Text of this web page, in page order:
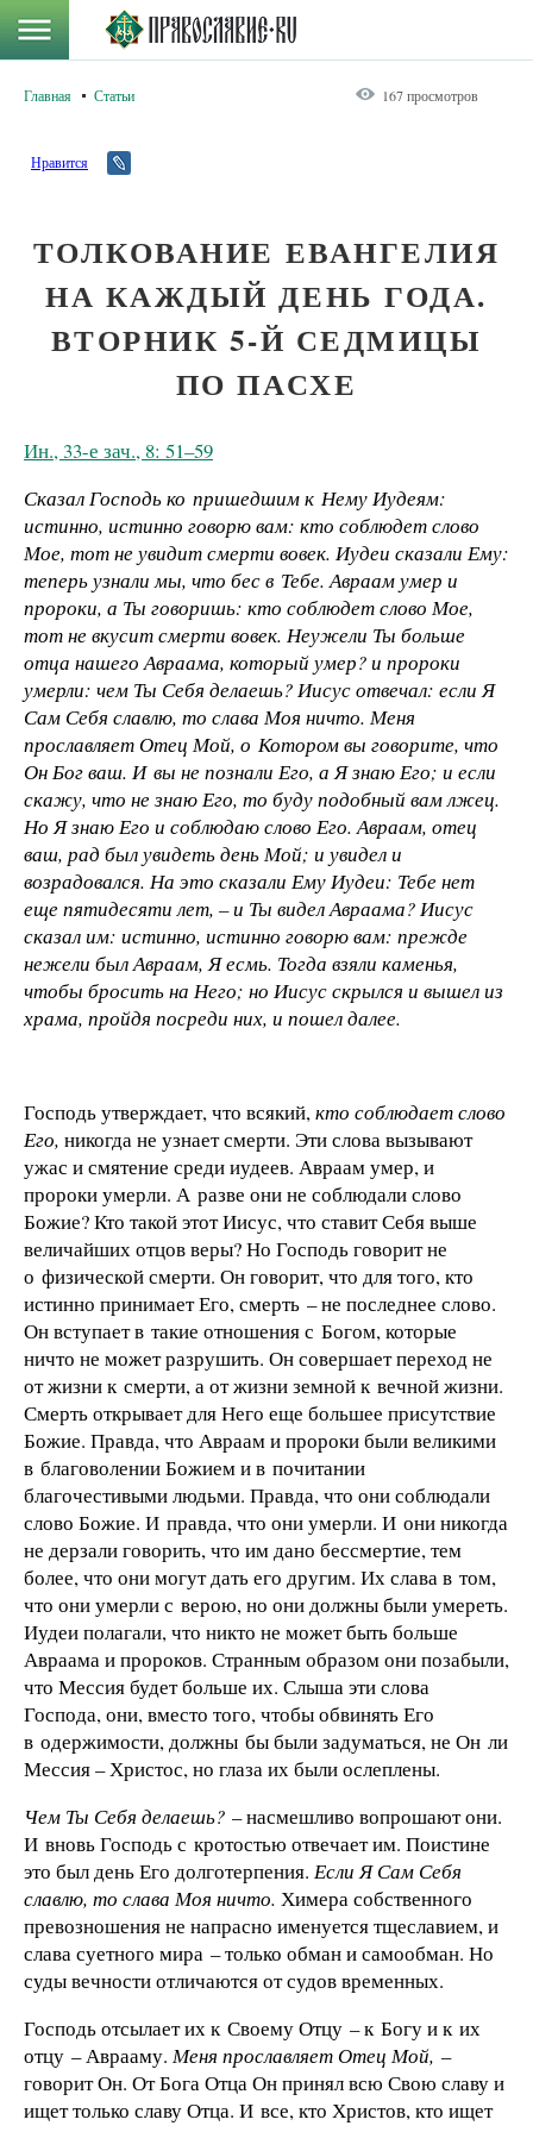
Главная Статьи 167 просмотров
Нравится
ТОЛКОВАНИЕ ЕВАНГЕЛИЯ
НА КАЖДЫЙ ДЕНЬ ГОДА.
ВТОРНИК 5-Й СЕДМИЦЫ
ПО ПАСХЕ
Ин., 33-е зач., 8: 51–59
Сказал Господь ко пришедшим к Нему Иудеям:
истинно, истинно говорю вам: кто соблюдет слово
Мое, тот не увидит смерти вовек. Иудеи сказали Ему:
теперь узнали мы, что бес в Тебе. Авраам умер и
пророки, а Ты говоришь: кто соблюдет слово Мое,
тот не вкусит смерти вовек. Неужели Ты больше
отца нашего Авраама, который умер? и пророки
умерли: чем Ты Себя делаешь? Иисус отвечал: если Я
Сам Себя славлю, то слава Моя ничто. Меня
прославляет Отец Мой, о Котором вы говорите, что
Он Бог ваш. И вы не познали Его, а Я знаю Его; и если
скажу, что не знаю Его, то буду подобный вам лжец.
Но Я знаю Его и соблюдаю слово Его. Авраам, отец
ваш, рад был увидеть день Мой; и увидел и
возрадовался. На это сказали Ему Иудеи: Тебе нет
еще пятидесяти лет, – и Ты видел Авраама? Иисус
сказал им: истинно, истинно говорю вам: прежде
нежели был Авраам, Я есмь. Тогда взяли каменья,
чтобы бросить на Него; но Иисус скрылся и вышел из
храма, пройдя посреди них, и пошел далее.
Господь утверждает, что всякий,кто соблюдает слово
Его, никогда не узнает смерти. Эти слова вызывают
ужас и смятение среди иудеев. Авраам умер, и
пророки умерли. А разве они не соблюдали слово
Божие? Кто такой этот Иисус, что ставит Себя выше
величайших отцов веры? Но Господь говорит не
о физической смерти. Он говорит, что для того, кто
истинно принимает Его, смерть – не последнее слово.
Он вступает в такие отношения с Богом, которые
ничто не может разрушить. Он совершает переход не
от жизни к смерти, а от жизни земной к вечной жизни.
Смерть открывает для Него еще большее присутствие
Божие. Правда, что Авраам и пророки были великими
в благоволении Божием и в почитании
благочестивыми людьми. Правда, что они соблюдали
слово Божие. И правда, что они умерли. И они никогда
не дерзали говорить, что им дано бессмертие, тем
более, что они могут дать его другим. Их слава в том,
что они умерли с верою, но они должны были умереть.
Иудеи полагали, что никто не может быть больше
Авраама и пророков. Странным образом они позабыли,
что Мессия будет больше их. Слыша эти слова
Господа, они, вместо того, чтобы обвинять Его
в одержимости, должны бы были задуматься, не Он ли
Мессия – Христос, но глаза их были ослеплены.
Чем Ты Себя делаешь? – насмешливо вопрошают они.
И вновь Господь с кротостью отвечает им. Поистине
это был день Его долготерпения. Если Я Сам Себя
славлю, то слава Моя ничто. Химера собственного
превозношения не напрасно именуется тщеславием, и
слава суетного мира – только обман и самообман. Но
суды вечности отличаются от судов временных.
Господь отсылает их к Своему Отцу – к Богу и к их
отцу – Аврааму. Меня прославляет Отец Мой, –
говорит Он. От Бога Отца Он принял всю Свою славу и
ищет только славу Отца. И все, кто Христов, кто ищет